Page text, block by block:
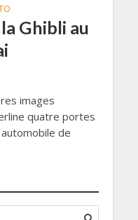
Ghibli au
images
quatre portes
de